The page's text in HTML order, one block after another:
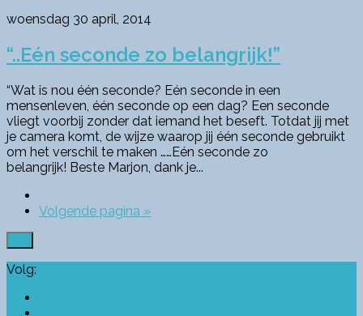
woensdag 30 april, 2014
“..Eén seconde zo belangrijk!”
“Wat is nou één seconde? Eén seconde in een
mensenleven, één seconde op een dag? Een seconde
vliegt voorbij zonder dat iemand het beseft. Totdat jij met
je camera komt, de wijze waarop jij één seconde gebruikt
om het verschil te maken ……Eén seconde zo
belangrijk! Beste Marjon, dank je...
Volgende pagina »
Volg: